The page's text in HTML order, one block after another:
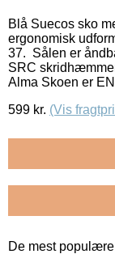
Blå Suecos sko
ergonomisk
37. Sålen er
SRC
Alma Skoen er
599 kr. (Vis
De mest